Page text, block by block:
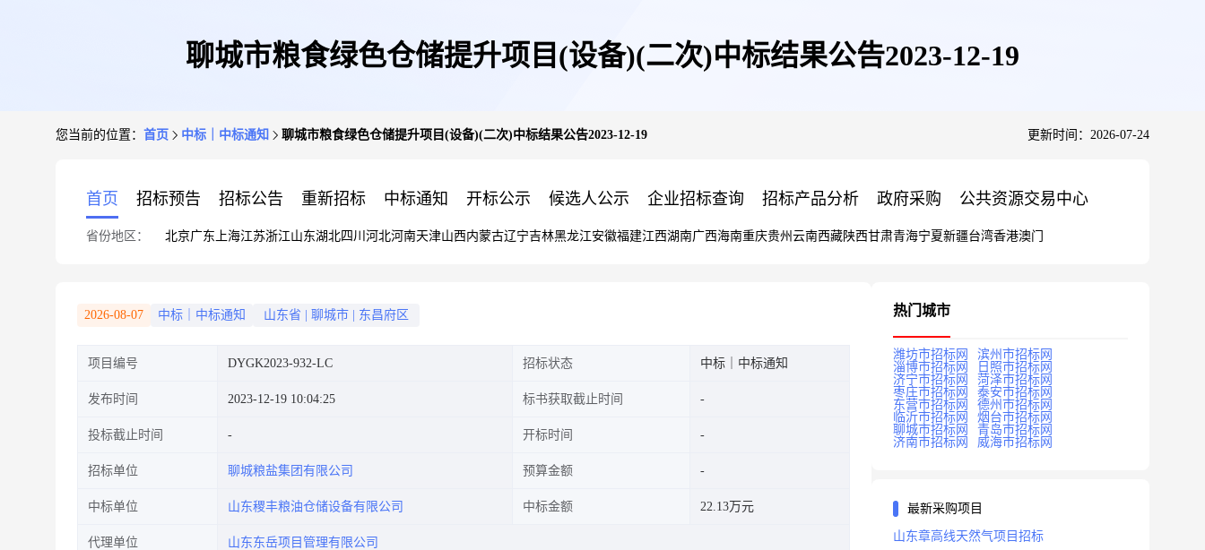
聊城市粮食绿色仓储提升项目(设备)(二次)中标结果公告2023-12-19
您当前的位置： 首页 中标｜中标通知 聊城市粮食绿色仓储提升项目(设备)(二次)中标结果公告2023-12-19 更新时间：2026-07-24
首页 招标预告 招标公告 重新招标 中标通知 开标公示 候选人公示 企业招标查询 招标产品分析 政府采购 公共资源交易中心
省份地区： 北京广东 上海江苏浙江山东湖北四川 河北河南天津山西内蒙古辽宁吉林黑龙江安徽福建江西湖南广西海南重庆贵州 云南西藏陕西甘肃青海宁夏新疆台湾香港澳门
2026-08-07 中标｜中标通知 山东省 聊城市 东昌府区
项目编号 DYGK2023-932-LC 招标状态 中标｜中标通知
发布时间 2023-12-19 10:04:25 标书获取截止时间
投标截止时间 开标时间
招标单位 聊城粮盐集团有限公司 预算金额
中标单位 山东稷丰粮油仓储设备有限公司 中标金额 22.13万元
代理单位 山东东岳项目管理有限公司
热门城市
潍坊市招标网
滨州市招标网
淄博市招标网
日照市招标网
济宁市招标网
菏泽市招标网
枣庄市招标网
泰安市招标网
东营市招标网
德州市招标网
临沂市招标网
烟台市招标网
聊城市招标网
青岛市招标网
济南市招标网
威海市招标网
最新采购项目
山东章高线天然气项目招标